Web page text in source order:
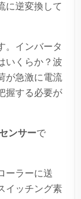
に逆変換して
。インバータ
いくらか？波
が急激に電流
握する必要が
ンサーで
ーラーに送
イッチング素